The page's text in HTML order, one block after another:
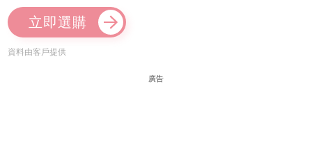
立即選購
資料由客戶提供
廣告